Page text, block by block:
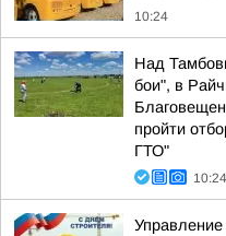
10:24
Над
бои", в
пройти
ГТО"
10:24
Управление